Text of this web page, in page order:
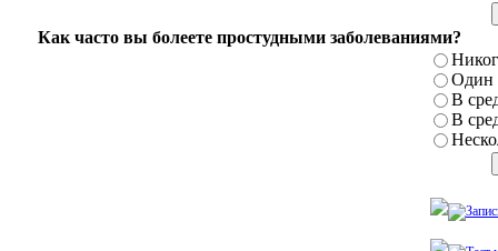
Как часто вы болеете простудными заболеваниями?
Один
В
В